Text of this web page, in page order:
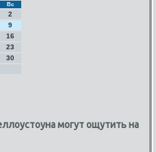
Вс
2
9
16
23
30
могут ощутить на